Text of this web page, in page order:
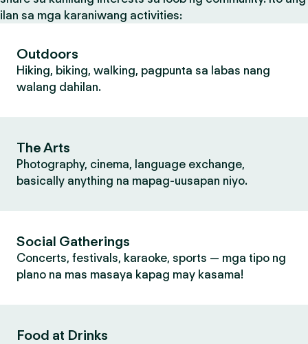
ilan sa mga karaniwang activities:
Outdoors
Hiking, biking, walking, pagpunta sa labas nang
walang dahilan.
The Arts
Photography, cinema, language exchange,
basically anything na mapag-uusapan niyo.
Social Gatherings
Concerts, festivals, karaoke, sports — mga tipo ng
plano na mas masaya kapag may kasama!
Food at Drinks